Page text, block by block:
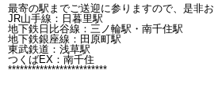
最寄の駅までご送迎に参りますので、是非
JR山手線：日暮里駅
地下鉄日比谷線：三ノ輪駅・南千住駅
地下鉄銀座線：田原町駅
東武鉄道：浅草駅
つくばEX：南千住
*************************